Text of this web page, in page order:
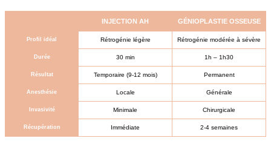
INJECTION AH GÉNIOPLASTIE OSSEUSE
Profil idéal Rétrogénie légère Rétrogénie modérée à sévère
Durée 30 min 1h – 1h30
Résultat Temporaire (9-12 mois) Permanent
Anesthésie Locale Générale
Invasivité Minimale Chirurgicale
Récupération Immédiate 2-4 semaines